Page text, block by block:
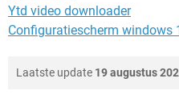
Ytd video downloader
Configuratiescherm windows
Laatste update 19 augustus